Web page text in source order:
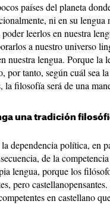
países del planeta
ni en su lengua
leerlos en nuestra
a nuestro universo
nuestra lengua. Porque la
por tanto, según cuál sea
filosofía será de una
una tradición
dependencia política, en
de la
lengua, porque los
pero
en castellano